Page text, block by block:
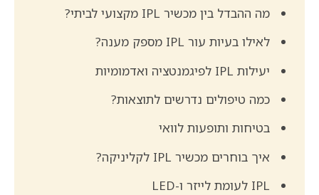
מה ההבדל בין מכשיר IPL מקצועי לביתי?
לאילו בעיות עור IPL מספק מענה?
יעילות IPL לפיגמנטציה ואדמומיות
כמה טיפולים נדרשים לתוצאות?
בטיחות ותופעות לוואי
איך בוחרים מכשיר IPL לקליניקה?
IPL לעומת לייזר ו-LED